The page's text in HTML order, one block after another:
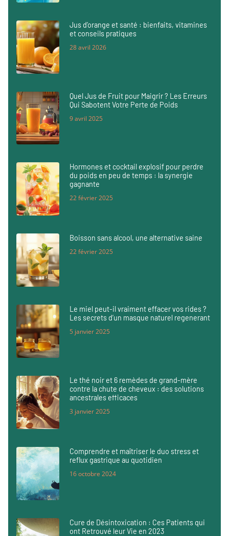
Jus d’orange et santé : bienfaits, vitamines
et conseils pratiques
28 avril 2026
Quel Jus de Fruit pour Maigrir ? Les Erreurs
Qui Sabotent Votre Perte de Poids
9 avril 2025
Hormones et cocktail explosif pour perdre
du poids en peu de temps : la synergie
gagnante
22 février 2025
Boisson sans alcool, une alternative saine
22 février 2025
Le miel peut-il vraiment effacer vos rides ?
Les secrets d’un masque naturel regenerant
5 janvier 2025
Le thé noir et 6 remèdes de grand-mère
contre la chute de cheveux : des solutions
ancestrales efficaces
3 janvier 2025
Comprendre et maîtriser le duo stress et
reflux gastrique au quotidien
16 octobre 2024
Cure de Désintoxication : Ces Patients qui
ont Retrouvé leur Vie en 2023